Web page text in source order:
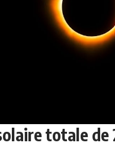
totale